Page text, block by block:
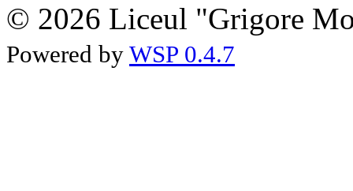
© 2026 Liceul "Grigore
Powered by WSP 0.4.7